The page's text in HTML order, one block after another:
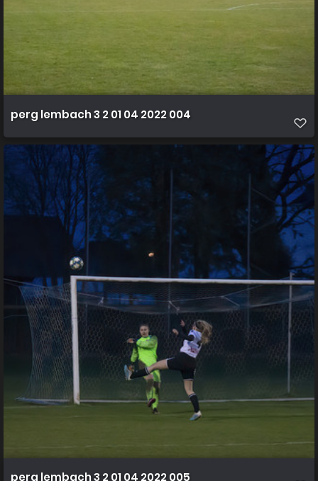
perg lembach 3 2 01 04 2022 004
perg lembach 3 2 01 04 2022 005